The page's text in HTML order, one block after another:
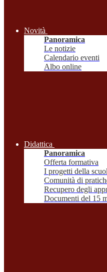
Novità
Panoramica
Le notizie
Calendario eventi
Albo online
Didattica
Panoramica
Offerta formativa
I progetti della
Comunità di
Recupero degli
Documenti del 15